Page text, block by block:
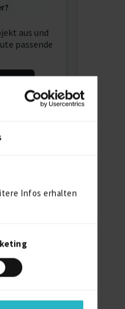
Infos erhalten
aus und
passende